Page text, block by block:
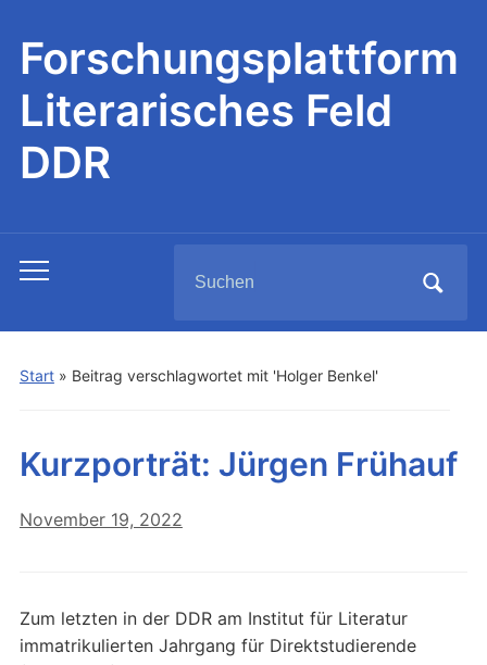
Forschungsplattform
Literarisches Feld
DDR
Toggle
menu
for:
Start» Beitrag verschlagwortet mit 'Holger Benkel'
Kurzporträt: Jürgen Frühauf
November 19, 2022
Zum letzten in der DDR am Institut für Literatur
immatrikulierten Jahrgang für Direktstudierende